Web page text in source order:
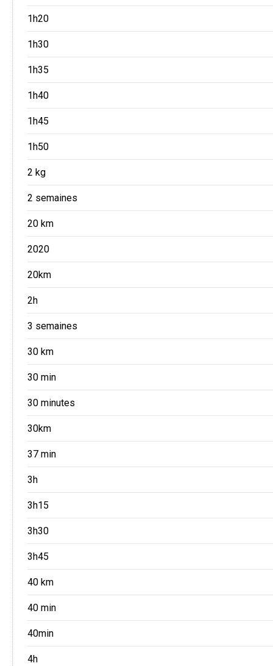
1h20
1h30
1h35
1h40
1h45
1h50
2 kg
2 semaines
20 km
2020
20km
2h
3 semaines
30 km
30 min
30 minutes
30km
37 min
3h
3h15
3h30
3h45
40 km
40 min
40min
4h